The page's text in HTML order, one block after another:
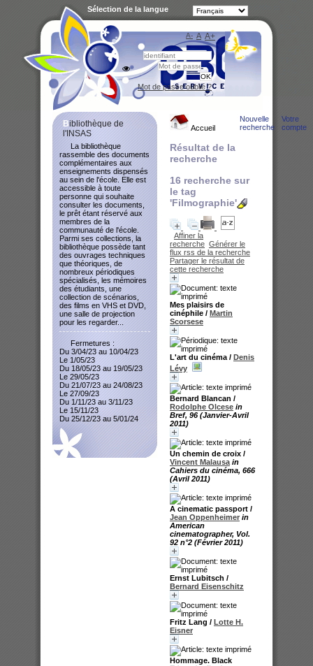
Accueil
Nouvelle
recherche
Votre
compte
Résultat de la
recherche
16 recherche sur
le tag
'Filmographie'
Affiner la
recherche Générer le
flux rss de la recherche
Partager le résultat de
cette recherche
Mes plaisirs de
cinéphile / Martin
Scorsese
L'art du cinéma / Denis
Lévy
Bernard Blancan /
Rodolphe Olcese in
Bref, 96 (Janvier-Avril
2011)
Un chemin de croix /
Vincent Malausa in
Cahiers du cinéma, 666
(Avril 2011)
A cinematic passport /
Jean Oppenheimer in
American
cinematographer, Vol.
92 n°2 (Février 2011)
Ernst Lubitsch /
Bernard Eisenschitz
Fritz Lang / Lotte H.
Eisner
Hommage. Black
Bibliothèque de
l'INSAS
La bibliothèque
rassemble des documents
complémentaires aux
enseignements dispensés
au sein de l'école. Elle est
accessible à toute
personne qui souhaite
consulter les documents,
le prêt étant réservé aux
membres de la
communauté de l'école.
Parmi ses collections, la
bibliothèque possède tant
des ouvrages techniques
que théoriques, de
nombreux périodiques
spécialisés, les mémoires
des étudiants, une
collection de scénarios,
des films en VHS et DVD,
une salle de projection
pour les regarder...
Fermetures :
Du 3/04/23 au 10/04/23
Le 1/05/23
Du 18/05/23 au 19/05/23
Le 29/05/23
Du 21/07/23 au 24/08/23
Le 27/09/23
Du 1/11/23 au 3/11/23
Le 15/11/23
Du 25/12/23 au 5/01/24
A- A A+
Sélection de la langue
Mot de passe oublié ?